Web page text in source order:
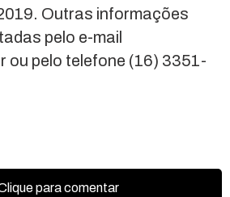
Outras informações
pelo e-mail
ou pelo telefone (16) 3351-
para comentar